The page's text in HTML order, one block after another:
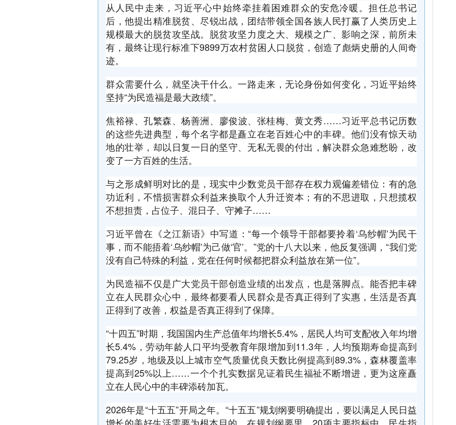
从人民中走来，习近平心中始终牵挂着困难群众的安危冷暖。担任总书记
后，他提出精准脱贫、尽锐出战，团结带领全国各族人民打赢了人类历史上
规模最大的脱贫攻坚战。脱贫攻坚力度之大、规模之广、影响之深，前所未
有，最终让现行标准下9899万农村贫困人口脱贫，创造了彪炳史册的人间奇
迹。
群众需要什么，就坚决干什么。一路走来，无论身份如何变化，习近平始终
坚持“为民造福是最大政绩”。
焦裕禄、孔繁森、杨善洲、廖俊波、张桂梅、黄文秀……习近平总书记历数
的这些先进典型，每个名字都是矗立在老百姓心中的丰碑。他们没有惊天动
地的壮举，却以日复一日的坚守、无私无畏的付出，解决群众急难愁盼，改
变了一方百姓的生活。
与之形成鲜明对比的是，现实中少数党员干部存在权力观偏差错位：有的急
功近利，不惜损害群众利益来换取个人升迁资本；有的不思进取，只想揽权
不想担责，占位子、混日子、守摊子……
习近平曾在《之江新语》中写道：“每一个领导干部都要拎着‘乌纱帽’为民干
事，而不能捂着‘乌纱帽’为己做‘官’。”党的十八大以来，他反复强调，“我们党
没有自己特殊的利益，党在任何时候都把群众利益放在第一位”。
为民造福不仅是广大党员干部创造业绩的出发点，也是落脚点。能否把丰碑
立在人民群众心中，最终都要看人民群众是否真正得到了实惠，生活是否真
正得到了改善，权益是否真正得到了保障。
“十四五”时期，我国国内生产总值年均增长5.4%，居民人均可支配收入年均增
长5.4%，劳动年龄人口平均受教育年限增加到11.3年，人均预期寿命提高到
79.25岁，地级及以上城市空气质量优良天数比例提高到89.3%，森林覆盖率
提高到25%以上……一个个扎实数据见证着民生福祉不断增进，更为这座矗
立在人民心中的丰碑添砖加瓦。
2026年是“十五五”开局之年。“十五五”规划纲要明确提出，要以满足人民日益